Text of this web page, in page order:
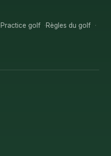
Practice golf
Règles du golf